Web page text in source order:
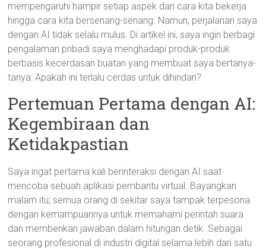
mempengaruhi hampir setiap aspek dari cara kita bekerja
hingga cara kita bersenang-senang. Namun, perjalanan saya
dengan AI tidak selalu mulus. Di artikel ini, saya ingin berbagi
pengalaman pribadi saya menghadapi produk-produk
berbasis kecerdasan buatan yang membuat saya bertanya-
tanya: Apakah ini terlalu cerdas untuk dihindari?
Pertemuan Pertama dengan AI:
Kegembiraan dan
Ketidakpastian
Saya ingat pertama kali berinteraksi dengan AI saat
mencoba sebuah aplikasi pembantu virtual. Bayangkan
malam itu; semua orang di sekitar saya tampak terpesona
dengan kemampuannya untuk memahami perintah suara
dan memberikan jawaban dalam hitungan detik. Sebagai
seorang profesional di industri digital selama lebih dari satu